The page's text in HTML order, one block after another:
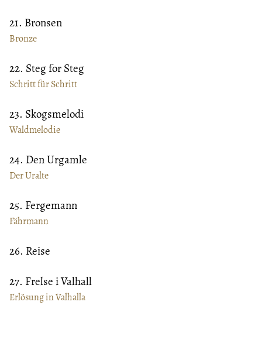
21. Bronsen
Bronze
22. Steg for Steg
Schritt für Schritt
23. Skogsmelodi
Waldmelodie
24. Den Urgamle
Der Uralte
25. Fergemann
Fährmann
26. Reise
27. Frelse i Valhall
Erlösung in Valhalla